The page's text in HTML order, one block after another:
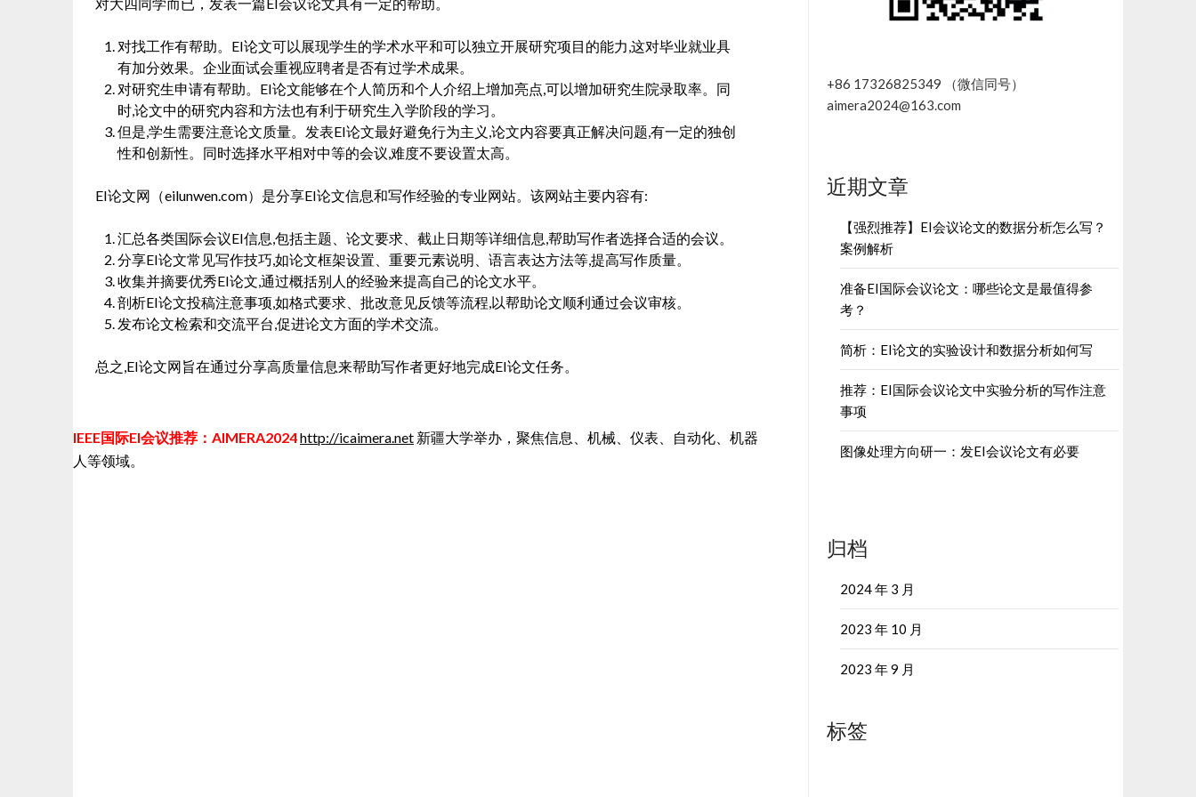
对找工作有帮助。EI论文可以展现学生的学术水平和可以独立开展研究项目的能力,这对毕业就业具
有加分效果。企业面试会重视应聘者是否有过学术成果。
对研究生申请有帮助。EI论文能够在个人简历和个人介绍上增加亮点,可以增加研究生院录取率。同
时,论文中的研究内容和方法也有利于研究生入学阶段的学习。
但是,学生需要注意论文质量。发表EI论文最好避免行为主义,论文内容要真正解决问题,有一定的独创
性和创新性。同时选择水平相对中等的会议,难度不要设置太高。
EI论文网（eilunwen.com）是分享EI论文信息和写作经验的专业网站。该网站主要内容有:
汇总各类国际会议EI信息,包括主题、论文要求、截止日期等详细信息,帮助写作者选择合适的会议。
分享EI论文常见写作技巧,如论文框架设置、重要元素说明、语言表达方法等,提高写作质量。
收集并摘要优秀EI论文,通过概括别人的经验来提高自己的论文水平。
剖析EI论文投稿注意事项,如格式要求、批改意见反馈等流程,以帮助论文顺利通过会议审核。
发布论文检索和交流平台,促进论文方面的学术交流。
总之,EI论文网旨在通过分享高质量信息来帮助写作者更好地完成EI论文任务。
IEEE国际EI会议推荐：AIMERA2024http://icaimera.net 新疆大学举办，聚焦信息、机械、仪表、自动化、机器
人等领域。
+86 17326825349 （微信同号）
aimera2024@163.com
近期文章
【强烈推荐】EI会议论文的数据分析怎么写？
案例解析
准备EI国际会议论文：哪些论文是最值得参
考？
简析：EI论文的实验设计和数据分析如何写
推荐：EI国际会议论文中实验分析的写作注意
事项
图像处理方向研一：发EI会议论文有必要
归档
2024 年 3 月
2023 年 10 月
2023 年 9 月
标签